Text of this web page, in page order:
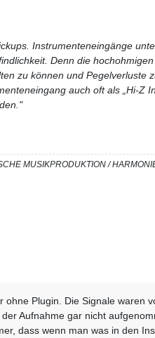
Instrumenteneingänge
Denn die
zu können und Pegelverluste
auch oft als „Hi-Z
MUSIKPRODUKTION /
Plugin. Die Signale waren
Aufnahme gar nicht
dass wenn man was in den